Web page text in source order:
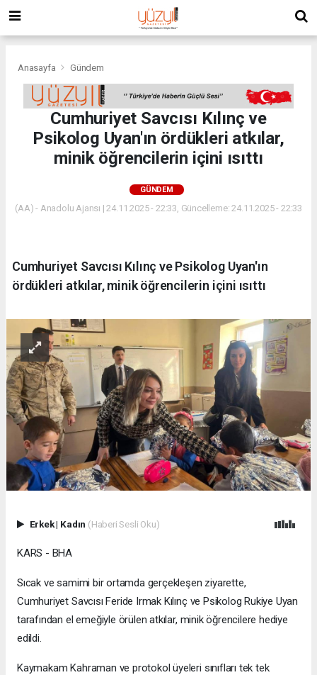
Anasayfa Gündem
Cumhuriyet Savcısı Kılınç ve
Psikolog Uyan'ın ördükleri atkılar,
minik öğrencilerin içini ısıttı
GÜNDEM
(AA) - Anadolu Ajansı | 24.11.2025 - 22:33, Güncelleme: 24.11.2025 - 22:33
Cumhuriyet Savcısı Kılınç ve Psikolog Uyan'ın
ördükleri atkılar, minik öğrencilerin içini ısıttı
Erkek| Kadın (Haberi Sesli Oku)
KARS - BHA
Sıcak ve samimi bir ortamda gerçekleşen ziyarette,
Cumhuriyet Savcısı Feride Irmak Kılınç ve Psikolog Rukiye Uyan
tarafından el emeğiyle örülen atkılar, minik öğrencilere hediye
edildi.
Kaymakam Kahraman ve protokol üyeleri sınıfları tek tek